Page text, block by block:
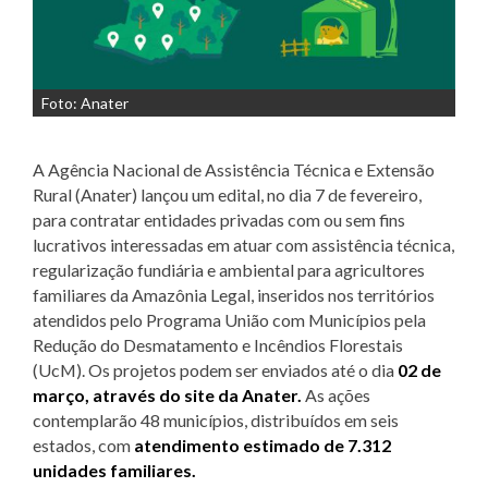
Foto: Anater
A Agência Nacional de Assistência Técnica e Extensão
Rural (Anater) lançou um edital, no dia 7 de fevereiro,
para contratar entidades privadas com ou sem fins
lucrativos interessadas em atuar com assistência técnica,
regularização fundiária e ambiental para agricultores
familiares da Amazônia Legal, inseridos nos territórios
atendidos pelo Programa União com Municípios pela
Redução do Desmatamento e Incêndios Florestais
(UcM). Os projetos podem ser enviados até o dia 02 de
março, através do site da Anater. As ações
contemplarão 48 municípios, distribuídos em seis
estados, com atendimento estimado de 7.312
unidades familiares.